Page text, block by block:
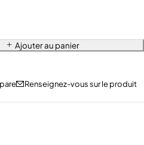
Ajouter au panier
Renseignez-vous sur le produit